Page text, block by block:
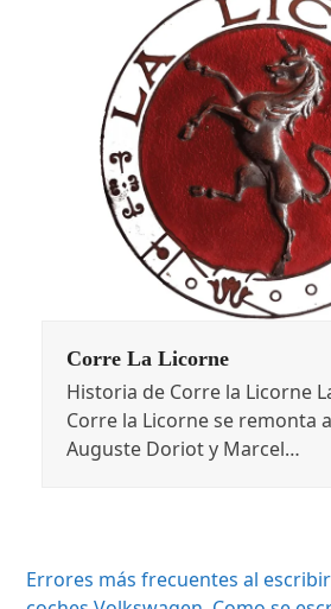
Corre La Licorne
Historia de Corre la Licorne
Corre la Licorne se remonta
Auguste Doriot y Marcel…
Errores más frecuentes al